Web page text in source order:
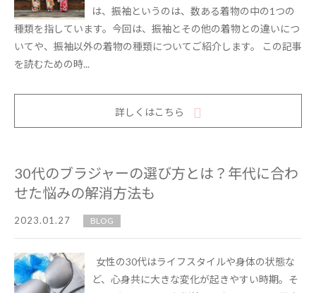
は、振袖というのは、数ある着物の中の1つの
種類を指しています。今回は、振袖とその他の着物との違いにつ
いてや、振袖以外の着物の種類についてご紹介します。 この記事
を読むための時...
詳しくはこちら
30代のブラジャーの選び方とは？年代に合わ
せた悩みの解消方法も
2023.01.27 BLOG
女性の30代はライフスタイルや身体の状態な
ど、心身共に大きな変化が起きやすい時期。そ